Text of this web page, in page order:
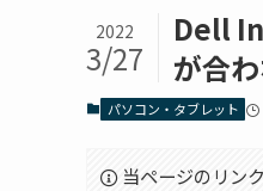
Dell
が合
2022
3/27
パソコン・タブレット
当ページのリン